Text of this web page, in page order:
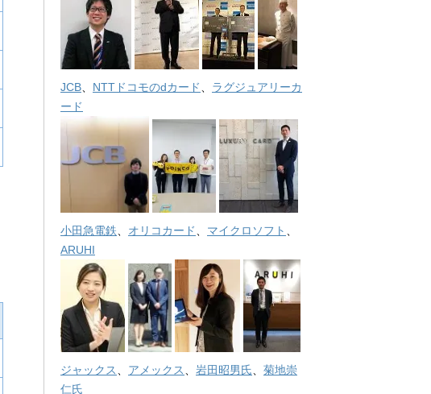
JCB NTTドコモのdカード
ラグジュアリーカ
ード
小田急電鉄 オリコカード マイクロソフト
ARUHI
ジャックス アメックス 岩田昭男氏
菊地崇
仁氏